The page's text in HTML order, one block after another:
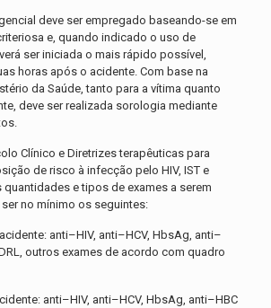
deve ser empregado baseando-se em
e, quando indicado o uso de
ser iniciada o mais rápido possível,
horas após o acidente. Com base na
da Saúde, tanto para a vítima quanto
deve ser realizada sorologia mediante
Clínico e Diretrizes terapêuticas para
de risco à infecção pelo HIV, IST e
quantidades e tipos de exames a serem
no mínimo os seguintes:
anti–HIV, anti–HCV, HbsAg, anti–
outros exames de acordo com quadro
anti–HIV, anti–HCV, HbsAg, anti–HBC